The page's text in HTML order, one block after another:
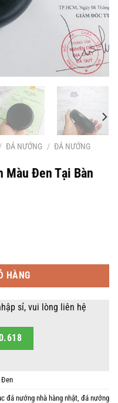
/ ĐÁ NƯỚNG / ĐÁ NƯỚNG
Màu Đen Tại Bàn
₫.
10x5cm số lượng
HÀNG
sỉ, vui lòng liên hệ
Đen
đá nướng nhà hàng nhật đá nướng